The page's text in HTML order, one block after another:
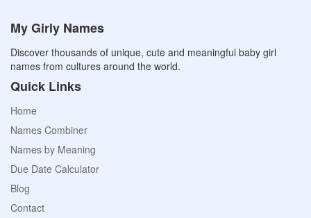
My Girly Names
Discover thousands of unique, cute and meaningful baby girl
names from cultures around the world.
Quick Links
Home
Names Combiner
Names by Meaning
Due Date Calculator
Blog
Contact